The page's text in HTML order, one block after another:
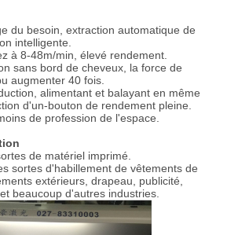
du besoin, extraction automatique de
intelligente.
à 8-48m/min, élevé rendement.
sans bord de cheveux, la force de
augmenter 40 fois.
alimentant et balayant en même
d'un-bouton de rendement pleine.
de profession de l'espace.
de matériel imprimé.
sortes d'habillement de vêtements de
extérieurs, drapeau, publicité,
beaucoup d'autres industries.